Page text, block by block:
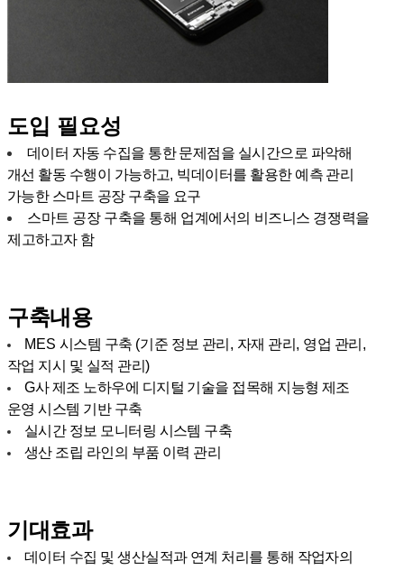
회사소개
CEO인사말
연혁
찾아오시는길
IR
공지사항
고객사
고객사
자회사
도입 필요성
데이터 자동 수집을 통한 문제점을 실시간으로 파악해
개선 활동 수행이 가능하고, 빅데이터를 활용한 예측 관리
가능한 스마트 공장 구축을 요구
스마트 공장 구축을 통해 업계에서의 비즈니스 경쟁력을
제고하고자 함
구축내용
MES 시스템 구축 (기준 정보 관리 , 자재 관리 , 영업 관리 ,
작업 지시 및 실적 관리 )
G사 제조 노하우에 디지털 기술을 접목해 지능형 제조
운영 시스템 기반 구축
실시간 정보 모니터링 시스템 구축
생산 조립 라인의 부품 이력 관리
기대효과
데이터 수집 및 생산실적과 연계 처리를 통해 작업자의